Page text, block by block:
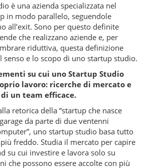
è una azienda specializzata nel
in modo parallelo, seguendole
all’exit. Sono per questo definite
che realizzano aziende e, per
riduttiva, questa definizione
senso e lo scopo di uno startup studio.
su cui uno Startup Studio
lavoro: ricerche di mercato e
un team efficace.
retorica della “startup che nasce
da parte di due ventenni
uno startup studio basa tutto
freddo. Studia il mercato per capire
su cui investire e lavora solo su
che possono essere accolte con più